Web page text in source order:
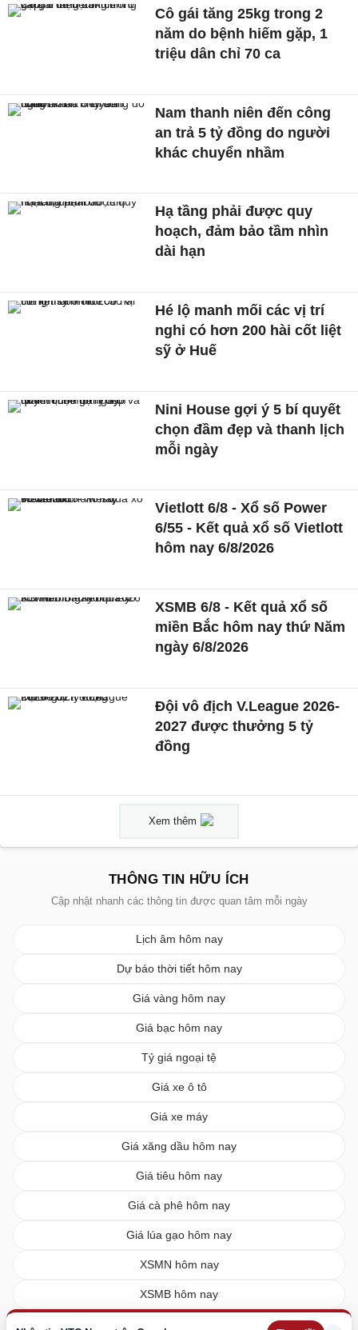
Cô gái tăng 25kg trong 2
năm do bệnh hiếm gặp, 1
triệu dân chỉ 70 ca
Nam thanh niên đến công
an trả 5 tỷ đồng do người
khác chuyển nhầm
Hạ tầng phải được quy
hoạch, đảm bảo tầm nhìn
dài hạn
Hé lộ manh mối các vị trí
nghi có hơn 200 hài cốt liệt
sỹ ở Huế
Nini House gợi ý 5 bí quyết
chọn đầm đẹp và thanh lịch
mỗi ngày
Vietlott 6/8 - Xổ số Power
6/55 - Kết quả xổ số Vietlott
hôm nay 6/8/2026
XSMB 6/8 - Kết quả xổ số
miền Bắc hôm nay thứ Năm
ngày 6/8/2026
Đội vô địch V.League 2026-
2027 được thưởng 5 tỷ
đồng
Xem thêm
THÔNG TIN HỮU ÍCH
Cập nhật nhanh các thông tin được quan tâm mỗi ngày
Lịch âm hôm nay
Dự báo thời tiết hôm nay
Giá vàng hôm nay
Giá bạc hôm nay
Tỷ giá ngoại tệ
Giá xe ô tô
Giá xe máy
Giá xăng dầu hôm nay
Giá tiêu hôm nay
Giá cà phê hôm nay
Giá lúa gạo hôm nay
XSMN hôm nay
XSMB hôm nay